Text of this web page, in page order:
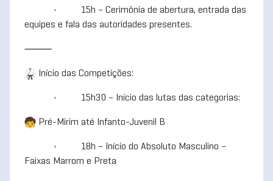
• 15h – Cerimônia de abertura, entrada das
equipes e fala das autoridades presentes.
⸻
Início das Competições:
• 15h30 – Início das lutas das categorias:
Pré-Mirim até Infanto-Juvenil B
• 18h – Início do Absoluto Masculino –
Faixas Marrom e Preta